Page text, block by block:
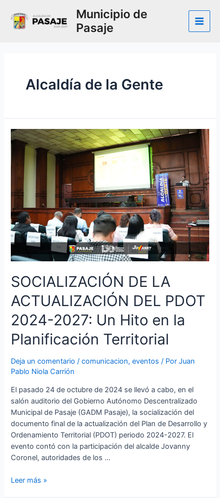
contenido
Municipio de
Pasaje
Main
Alcaldía de la Gente
SOCIALIZACIÓN DE LA
ACTUALIZACIÓN DEL PDOT
2024-2027: Un Hito en la
Planificación Territorial
Deja un comentario /comunicacion,eventos / PorJuan
Pablo Niola Carrión
El pasado 24 de octubre de 2024 se llevó a cabo, en el
salón auditorio del Gobierno Autónomo Descentralizado
Municipal de Pasaje (GADM Pasaje), la socialización del
documento final de la actualización del Plan de Desarrollo y
Ordenamiento Territorial (PDOT) periodo 2024-2027. El
evento contó con la participación del alcalde Jovanny
Coronel, autoridades de los …
SOCIALIZACIÓN
Leer más »